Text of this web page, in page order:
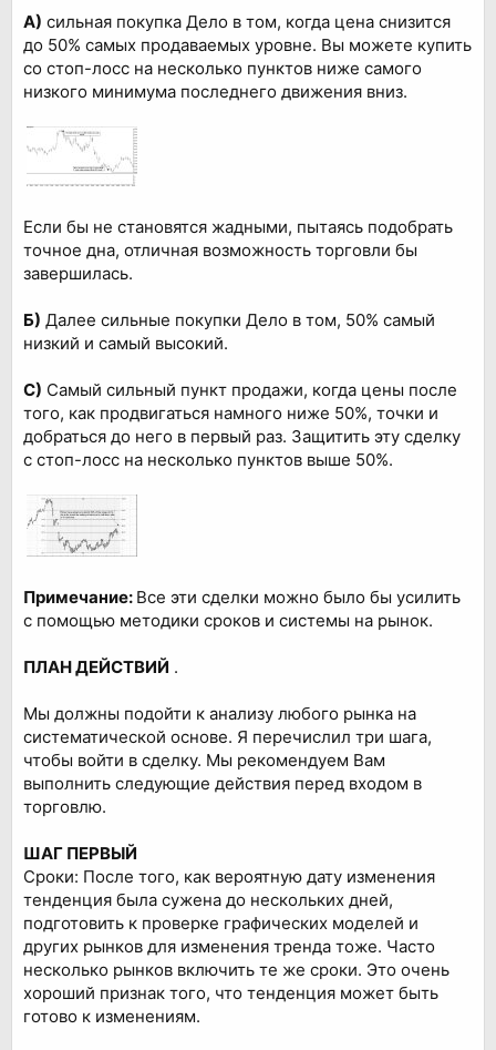
А) сильная покупка Дело в том, когда цена снизится
до 50% самых продаваемых уровне. Вы можете купить
со стоп-лосс на несколько пунктов ниже самого
низкого минимума последнего движения вниз.
Если бы не становятся жадными, пытаясь подобрать
точное дна, отличная возможность торговли бы
завершилась.
Б) Далее сильные покупки Дело в том, 50% самый
низкий и самый высокий.
C) Самый сильный пункт продажи, когда цены после
того, как продвигаться намного ниже 50%, точки и
добраться до него в первый раз. Защитить эту сделку
с стоп-лосс на несколько пунктов выше 50%.
Примечание: Все эти сделки можно было бы усилить
с помощью методики сроков и системы на рынок.
ПЛАН ДЕЙСТВИЙ .
Мы должны подойти к анализу любого рынка на
систематической основе. Я перечислил три шага,
чтобы войти в сделку. Мы рекомендуем Вам
выполнить следующие действия перед входом в
торговлю.
ШАГ ПЕРВЫЙ
Сроки: После того, как вероятную дату изменения
тенденция была сужена до нескольких дней,
подготовить к проверке графических моделей и
других рынков для изменения тренда тоже. Часто
несколько рынков включить те же сроки. Это очень
хороший признак того, что тенденция может быть
готово к изменениям.